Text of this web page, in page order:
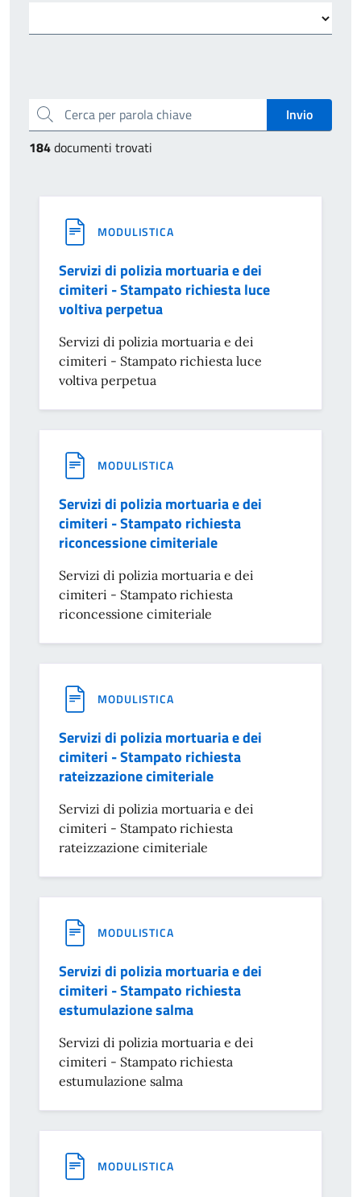
Cerca per parola chiave
184documenti trovati
MODULISTICA
Servizi di polizia mortuaria e dei
cimiteri - Stampato richiesta luce
voltiva perpetua
Servizi di polizia mortuaria e dei
cimiteri - Stampato richiesta luce
voltiva perpetua
MODULISTICA
Servizi di polizia mortuaria e dei
cimiteri - Stampato richiesta
riconcessione cimiteriale
Servizi di polizia mortuaria e dei
cimiteri - Stampato richiesta
riconcessione cimiteriale
MODULISTICA
Servizi di polizia mortuaria e dei
cimiteri - Stampato richiesta
rateizzazione cimiteriale
Servizi di polizia mortuaria e dei
cimiteri - Stampato richiesta
rateizzazione cimiteriale
MODULISTICA
Servizi di polizia mortuaria e dei
cimiteri - Stampato richiesta
estumulazione salma
Servizi di polizia mortuaria e dei
cimiteri - Stampato richiesta
estumulazione salma
MODULISTICA